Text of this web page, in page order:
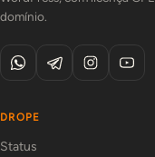
domínio.
DROPE
Status